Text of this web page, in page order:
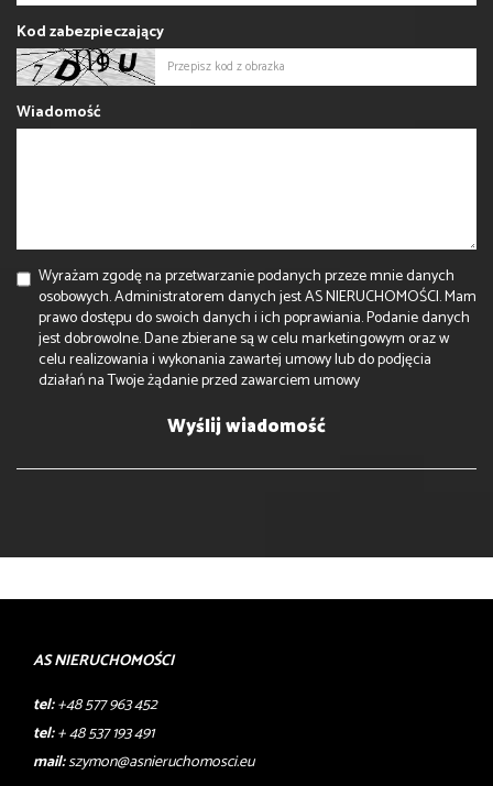
Kod zabezpieczający
Wiadomość
Wyrażam zgodę na przetwarzanie podanych przeze mnie danych
osobowych. Administratorem danych jest AS NIERUCHOMOŚCI. Mam
prawo dostępu do swoich danych i ich poprawiania. Podanie danych
jest dobrowolne. Dane zbierane są w celu marketingowym oraz w
celu realizowania i wykonania zawartej umowy lub do podjęcia
działań na Twoje żądanie przed zawarciem umowy
AS NIERUCHOMOŚCI
tel:+48 577 963 452
tel:+ 48 537 193 491
mail:szymon@asnieruchomosci.eu